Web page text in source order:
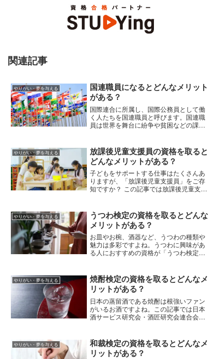
関連記事
やりがい・夢を与える
国連職員になるとどんなメリット
がある？
国際連合に所属し、国際公務員として働
く人たちを国連職員と呼びます。国連職
員は世界を舞台に紛争や貧困などの課題
験の概要、応募要件などを紹介します。
やりがい・夢を与える
放課後児童支援員の資格を取ると
どんなメリットがある？
子どもをサポートする仕事はたくさんあ
りますが、「放課後児童支援員」をご存
知ですか？ この記事では放課後児童支援
やりがい・夢を与える
うつわ検定の資格を取るとどんな
メリットがある？
お皿やお椀、酒器など、うつわの種類や
魅力は多彩ですよね。うつわに興味があ
る人におすすめの資格が「うつわ検定」
料や受験資格を解説します。
やりがい・夢を与える
焼酎検定の資格を取るとどんなメ
リットがある？
日本の蒸留酒である焼酎は根強いファン
がいるお酒ですよね。この記事では日本
酒サービス研究会・酒匠研究会連合会が
を解説します。
やりがい・夢を与える
和裁検定の資格を取るとどんなメ
リットがある？